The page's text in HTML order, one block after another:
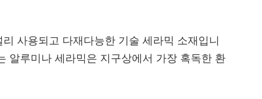
사용되고 다재다능한 기술 세라믹 소재입니
알루미나 세라믹은 지구상에서 가장 혹독한 환